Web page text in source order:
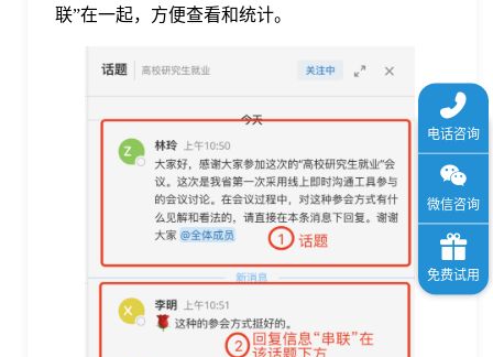
联”在一起，方便查看和统计。